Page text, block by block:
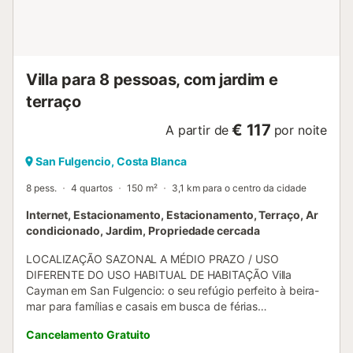
Villa para 8 pessoas, com jardim e
terraço
A partir de € 117 por noite
San Fulgencio, Costa Blanca
8 pess. 4 quartos 150 m² 3,1 km para o centro da cidade
Internet, Estacionamento, Estacionamento, Terraço, Ar
condicionado, Jardim, Propriedade cercada
LOCALIZAÇÃO SAZONAL A MÉDIO PRAZO / USO
DIFERENTE DO USO HABITUAL DE HABITAÇÃO Villa
Cayman em San Fulgencio: o seu refúgio perfeito à beira-
mar para famílias e casais em busca de férias
uma experiência de alojamento de luxo para até 8
Cancelamento Gratuito